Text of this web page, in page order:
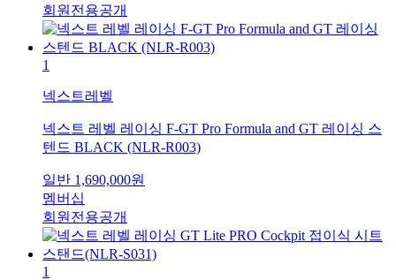
회원전용공개
1
넥스트레벨
넥스트 레벨 레이싱 F-GT Pro Formula and GT 레이싱 스
텐드 BLACK (NLR-R003)
일반 1,690,000원
멤버십
회원전용공개
1